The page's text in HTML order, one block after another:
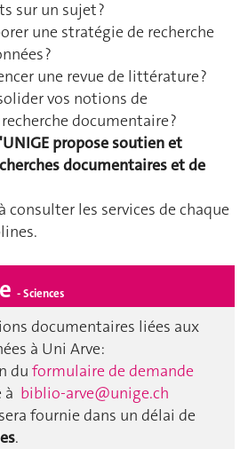
sur un sujet ?
une stratégie de recherche
?
une revue de littérature ?
vos notions de
documentaire ?
propose soutien et
documentaires et de
consulter les services de chaque
- Sciences
documentaires liées aux
à Uni Arve:
du formulaire de demande
à biblio-arve@unige.ch
fournie dans un délai de
.